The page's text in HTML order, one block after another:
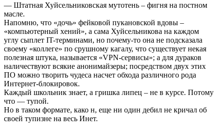
— Штатная Хуйсельниковская мутотень – фигня на постном
масле.
Напомню, что «дочь» фейковой пукановской вдовы –
«компьютерный хений», а сама Хуйсельникова на каждом
углу сыплет IT-терминами, но почему-то она не подсказала
своему «коллеге» по срушному кагалу, что существует некая
полезная штука, называется «VPN-сервисы»; а для дураков
наличествуют всякие анонимайзеры; посредством двух этих
ПО можно творить чудеса насчет обхода различного рода
Интернет-блокировок.
Каждый школьник знает, а гришка липец – не в курсе. Потому
что — тупой.
Но в таком формате, како н, еще ни один дебил не кричал об
своей тупизне на весь Инет.